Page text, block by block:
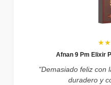
Afnan 9 Pm Elixir
"Demasiado feliz con
duradero y